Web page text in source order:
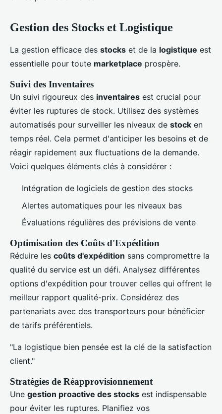
Gestion des Stocks et Logistique
La gestion efficace des stocks et de la logistique est
essentielle pour toute marketplace prospère.
Suivi des Inventaires
Un suivi rigoureux des inventaires est crucial pour
éviter les ruptures de stock. Utilisez des systèmes
automatisés pour surveiller les niveaux de stock en
temps réel. Cela permet d'anticiper les besoins et de
réagir rapidement aux fluctuations de la demande.
Voici quelques éléments clés à considérer :
Intégration de logiciels de gestion des stocks
Alertes automatiques pour les niveaux bas
Évaluations régulières des prévisions de vente
Optimisation des Coûts d'Expédition
Réduire les coûts d'expédition sans compromettre la
qualité du service est un défi. Analysez différentes
options d'expédition pour trouver celles qui offrent le
meilleur rapport qualité-prix. Considérez des
partenariats avec des transporteurs pour bénéficier
de tarifs préférentiels.
"La logistique bien pensée est la clé de la satisfaction
client."
Stratégies de Réapprovisionnement
Une gestion proactive des stocks est indispensable
pour éviter les ruptures. Planifiez vos